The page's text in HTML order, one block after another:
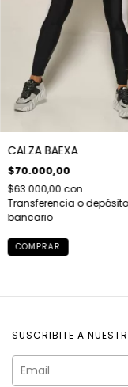
CALZA BAEXA
$70.000,00
$63.000,00 con
Transferencia o depósito
bancario
COMPRAR
SUSCRIBITE A